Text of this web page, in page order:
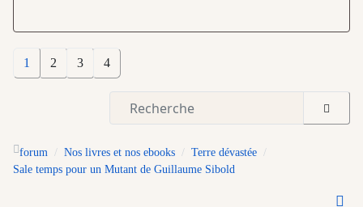
1 2 3 4
forum Nos livres et nos ebooks
Terre dévastée
Sale temps pour un Mutant de Guillaume Sibold